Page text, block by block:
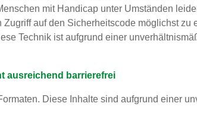
mit Handicap unter Umständen
auf den Sicherheitscode möglichst zu
Technik ist aufgrund einer
ausreichend barrierefrei
Diese Inhalte sind aufgrund einer